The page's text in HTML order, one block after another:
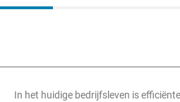
In het huidige bedrijfsleven is